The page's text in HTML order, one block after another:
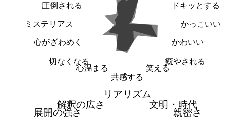
ドキッとする
かっこいい
かわいい
癒やされる
笑える
共感する
心温まる
切なくなる
心がざわめく
ミステリアス
圧倒される
リアリズム
文明・時代
親密さ
展開の強さ
解釈の広さ